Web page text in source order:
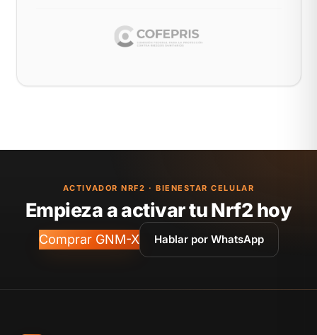
ACTIVADOR NRF2 · BIENESTAR CELULAR
Empieza a activar tu Nrf2 hoy
Comprar GNM-X Hablar por WhatsApp